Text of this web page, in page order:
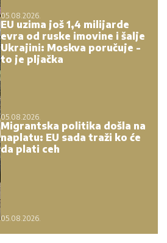
05.08.2026.
EU uzima još 1,4 milijarde
evra od ruske imovine i šalje
Ukrajini: Moskva poručuje -
to je pljačka
05.08.2026.
Migrantska politika došla na
naplatu: EU sada traži ko će
da plati ceh
05.08.2026.